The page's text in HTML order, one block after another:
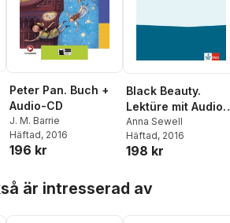
Peter Pan. Buch +
Audio-CD
J. M. Barrie
Häftad, 2016
196 kr
Black Beauty.
Lektüre mit Audio-
Online
Anna Sewell
Häftad, 2016
198 kr
är intresserad av